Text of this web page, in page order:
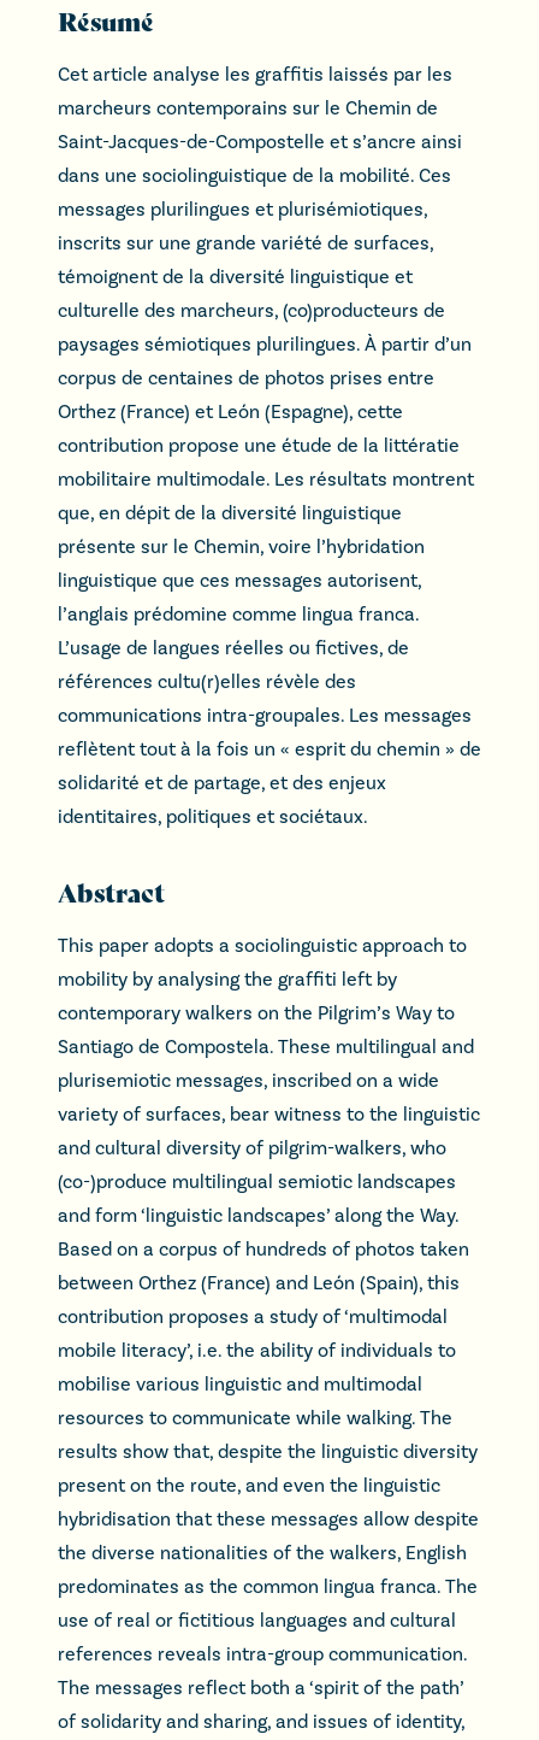
Résumé
Cet article analyse les graffitis laissés par les
marcheurs contemporains sur le Chemin de
Saint-Jacques-de-Compostelle et s’ancre ainsi
dans une sociolinguistique de la mobilité. Ces
messages plurilingues et plurisémiotiques,
inscrits sur une grande variété de surfaces,
témoignent de la diversité linguistique et
culturelle des marcheurs, (co)producteurs de
paysages sémiotiques plurilingues. À partir d’un
corpus de centaines de photos prises entre
Orthez (France) et León (Espagne), cette
contribution propose une étude de la littératie
mobilitaire multimodale. Les résultats montrent
que, en dépit de la diversité linguistique
présente sur le Chemin, voire l’hybridation
linguistique que ces messages autorisent,
l’anglais prédomine comme lingua franca.
L’usage de langues réelles ou fictives, de
références cultu(r)elles révèle des
communications intra-groupales. Les messages
reflètent tout à la fois un « esprit du chemin » de
solidarité et de partage, et des enjeux
identitaires, politiques et sociétaux.
Abstract
This paper adopts a sociolinguistic approach to
mobility by analysing the graffiti left by
contemporary walkers on the Pilgrim’s Way to
Santiago de Compostela. These multilingual and
plurisemiotic messages, inscribed on a wide
variety of surfaces, bear witness to the linguistic
and cultural diversity of pilgrim-walkers, who
(co-)produce multilingual semiotic landscapes
and form ‘linguistic landscapes’ along the Way.
Based on a corpus of hundreds of photos taken
between Orthez (France) and León (Spain), this
contribution proposes a study of ‘multimodal
mobile literacy’, i.e. the ability of individuals to
mobilise various linguistic and multimodal
resources to communicate while walking. The
results show that, despite the linguistic diversity
present on the route, and even the linguistic
hybridisation that these messages allow despite
the diverse nationalities of the walkers, English
predominates as the common lingua franca. The
use of real or fictitious languages and cultural
references reveals intra-group communication.
The messages reflect both a ‘spirit of the path’
of solidarity and sharing, and issues of identity,